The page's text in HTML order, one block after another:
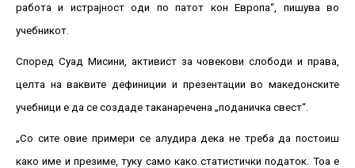
работа и истрајност оди по патот кон Европа“, пишува во
учебникот.
Според Суад Мисини, активист за човекови слободи и права,
целта на ваквите дефиниции и презентации во македонските
учебници е да се создаде таканаречена „поданичка свест“.
„Со сите овие примери се алудира дека не треба да постоиш
како име и презиме, туку само како статистички податок. Тоа е